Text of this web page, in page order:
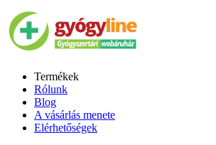
Termékek
Rólunk
Blog
A vásárlás menete
Elérhetőségek